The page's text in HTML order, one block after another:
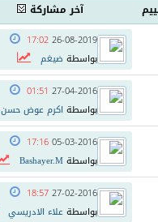
آخر مشاركة
26-08-2019
17:02
بواسطة ضيغم
27-04-2016
01:51
بواسطة اكرم عوض حسن
05-03-2016
17:16
بواسطةBashayer.M
27-02-2016
18:57
بواسطةعلاء الادريسي